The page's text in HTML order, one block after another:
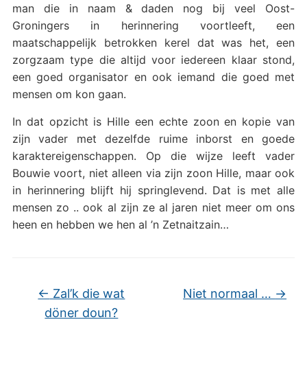
man die in naam & daden nog bij veel Oost-
Groningers in herinnering voortleeft, een
maatschappelijk betrokken kerel dat was het, een
zorgzaam type die altijd voor iedereen klaar stond,
een goed organisator en ook iemand die goed met
mensen om kon gaan.
In dat opzicht is Hille een echte zoon en kopie van
zijn vader met dezelfde ruime inborst en goede
karaktereigenschappen. Op die wijze leeft vader
Bouwie voort, niet alleen via zijn zoon Hille, maar ook
in herinnering blijft hij springlevend. Dat is met alle
mensen zo .. ook al zijn ze al jaren niet meer om ons
heen en hebben we hen al ’n Zetnaitzain…
← Zal’k die wat
döner doun?
Niet normaal … →